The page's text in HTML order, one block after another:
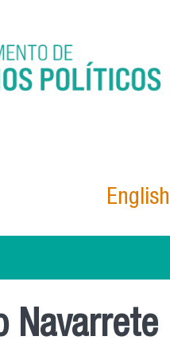
English
Navarrete